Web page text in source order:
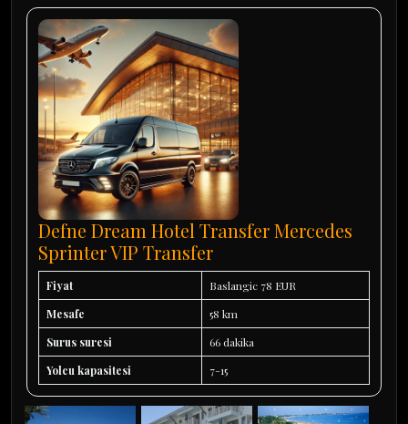
Defne Dream Hotel Transfer Mercedes
Sprinter VIP Transfer
Fiyat
Baslangic 78 EUR
Mesafe
58 km
Surus suresi
66 dakika
Yolcu kapasitesi
7-15